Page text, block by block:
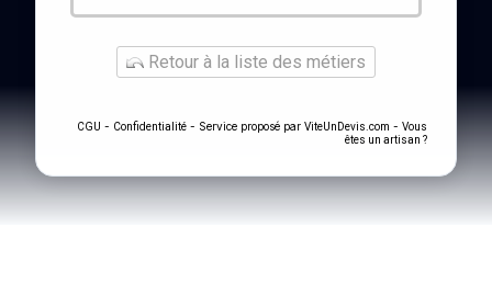
Retour à la liste des métiers
CGU - Confidentialité - Service proposé par ViteUnDevis.com - Vous
êtes un artisan ?